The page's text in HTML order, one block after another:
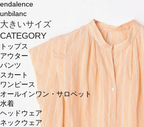
endalence
unbilanc
大きいサイズ
CATEGORY
トップス
アウター
パンツ
スカート
ワンピース
オールインワン・サロペット
水着
ヘッドウェア
ネックウェア